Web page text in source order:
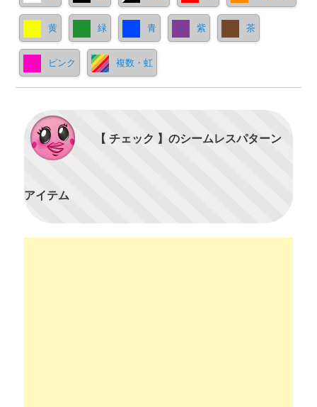
黄 緑 青 紫 茶
ピンク 複数・虹
【 チェック 】のシームレスパターン
アイテム